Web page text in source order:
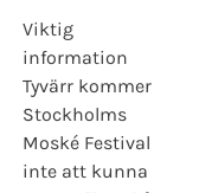
Viktig
information
Tyvärr kommer
Stockholms
Moské Festival
inte att kunna